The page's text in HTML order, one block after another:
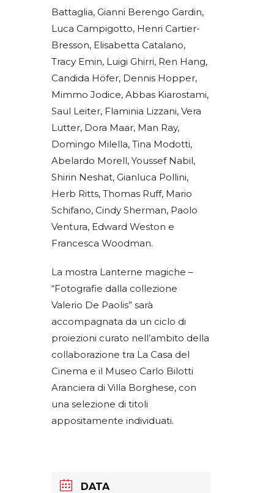
Battaglia, Gianni Berengo Gardin,
Luca Campigotto, Henri Cartier-
Bresson, Elisabetta Catalano,
Tracy Emin, Luigi Ghirri, Ren Hang,
Candida Höfer, Dennis Hopper,
Mimmo Jodice, Abbas Kiarostami,
Saul Leiter, Flaminia Lizzani, Vera
Lutter, Dora Maar, Man Ray,
Domingo Milella, Tina Modotti,
Abelardo Morell, Youssef Nabil,
Shirin Neshat, Gianluca Pollini,
Herb Ritts, Thomas Ruff, Mario
Schifano, Cindy Sherman, Paolo
Ventura, Edward Weston e
Francesca Woodman.
La mostra Lanterne magiche –
“Fotografie dalla collezione
Valerio De Paolis” sarà
accompagnata da un ciclo di
proiezioni curato nell’ambito della
collaborazione tra La Casa del
Cinema e il Museo Carlo Bilotti
Aranciera di Villa Borghese, con
una selezione di titoli
appositamente individuati.
DATA